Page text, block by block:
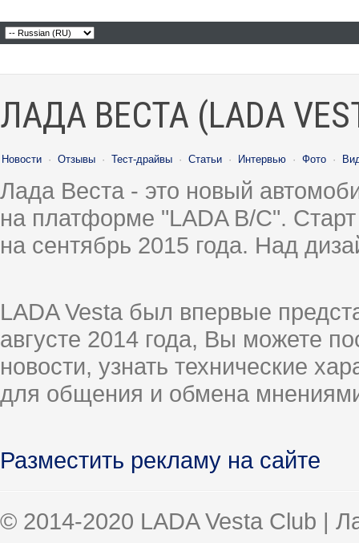
ЛАДА ВЕСТА (LADA
Новости · Отзывы · Тест-драйвы · Статьи · Интервью · Фото ·
Лада Веста - это новый
на платформе "LADA B/C".
на сентябрь 2015 года. Над
LADA Vesta был впервые
августе 2014 года, Вы можете
новости, узнать технические
для общения и обмена
Разместить рекламу на сайте
© 2014-2020 LADA Vesta Club |